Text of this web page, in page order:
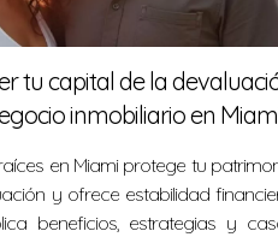
frecuentes sobre
utilizar financiamiento
se realice un análisis
entre deuda y
de financiamiento
tu capital de la
inmobiliario en
en Miami protege tu
y ofrece estabilidad
beneficios, estrategias y